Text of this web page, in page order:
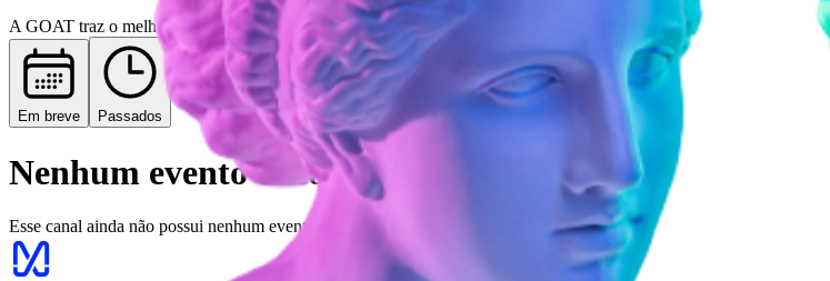
A GOAT traz o melhor do Jazz, R&B, Soul, Hip Hop, Eletrônico e Experimental para o Brasil.
Em breve Passados
Nenhum evento encontrado
Esse canal ainda não possui nenhum evento disponível